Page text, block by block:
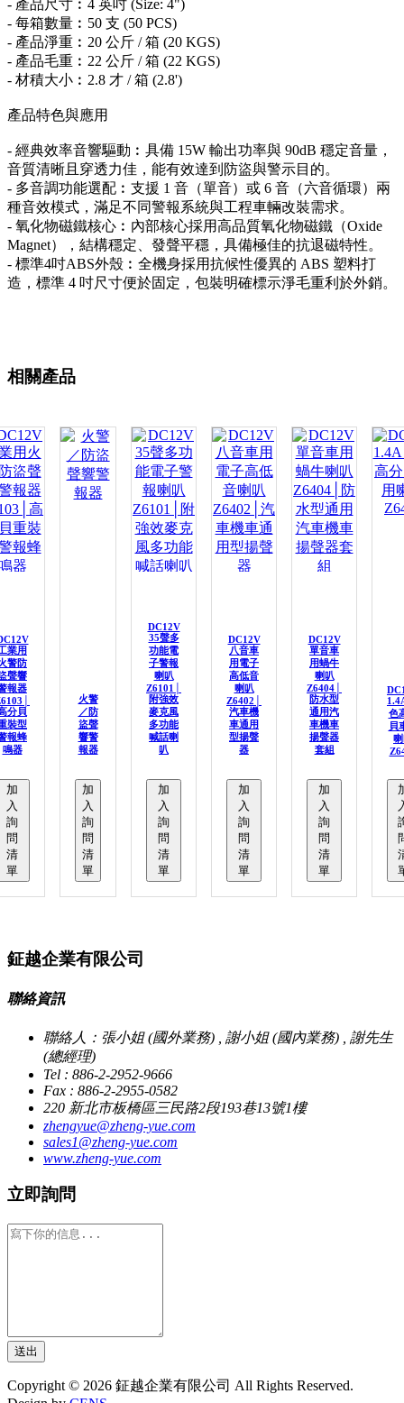
- 產品尺寸︰4 英吋 (Size: 4")
- 每箱數量︰50 支 (50 PCS)
- 產品淨重︰20 公斤 / 箱 (20 KGS)
- 產品毛重︰22 公斤 / 箱 (22 KGS)
- 材積大小︰2.8 才 / 箱 (2.8')
產品特色與應用
- 經典效率音響驅動︰具備 15W 輸出功率與 90dB 穩定音量，
音質清晰且穿透力佳，能有效達到防盜與警示目的。
- 多音調功能選配︰支援 1 音（單音）或 6 音（六音循環）兩
種音效模式，滿足不同警報系統與工程車輛改裝需求。
- 氧化物磁鐵核心︰內部核心採用高品質氧化物磁鐵（Oxide
Magnet），結構穩定、發聲平穩，具備極佳的抗退磁特性。
- 標準4吋ABS外殼︰全機身採用抗候性優異的 ABS 塑料打
造，標準 4 吋尺寸便於固定，包裝明確標示淨毛重利於外銷。
相關產品
業用
警防
聲響
報器
分貝
裝型
報蜂
鳴器
加
入
詢
問
清
單
火警
／防
盜聲
響警
報器
加
入
詢
問
清
單
DC12V
35聲多
功能電
子警報
喇叭
Z6101│
附強效
麥克風
多功能
喊話喇
叭
加
入
詢
問
清
單
DC12V
八音車
用電子
高低音
喇叭
Z6402│
汽車機
車通用
型揚聲
器
加
入
詢
問
清
單
DC12V
單音車
用蝸牛
喇叭
Z6404│
防水型
通用汽
車機車
揚聲器
套組
加
入
詢
問
清
單
色
貝
鉦越企業有限公司
聯絡資訊
聯絡人：張小姐 (國外業務) , 謝小姐 (國內業務) , 謝先生
(總經理)
Tel : 886-2-2952-9666
Fax : 886-2-2955-0582
220 新北市板橋區三民路2段193巷13號1樓
zhengyue@zheng-yue.com
sales1@zheng-yue.com
www.zheng-yue.com
立即詢問
送出
Copyright © 2026 鉦越企業有限公司 All Rights Reserved.